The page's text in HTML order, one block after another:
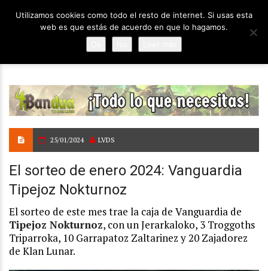
25/01/2024 LVDS
El sorteo de enero 2024: Vanguardia
Tipejoz Nokturnoz
El sorteo de este mes trae la caja de Vanguardia de
Tipejoz Nokturnoz, con un Jerarkaloko, 3 Troggoths
Triparroka, 10 Garrapatoz Zaltarinez y 20 Zajadorez
de Klan Lunar.
Utilizamos cookies como todo el resto de internet. Si usas esta
web es que estás de acuerdo en que lo hagamos.